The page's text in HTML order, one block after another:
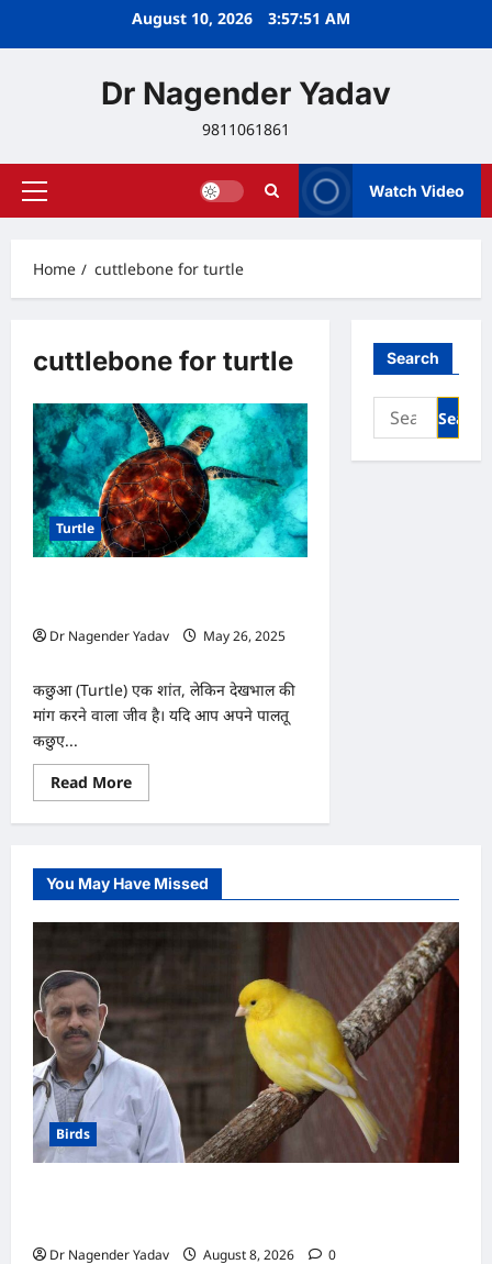
August 10, 2026 3:57:51 AM
Dr Nagender Yadav
9811061861
Primary
Watch Video
Home cuttlebone for turtle
cuttlebone for turtle
Turtle
Dr Nagender Yadav
May 26, 2025
कछुआ (Turtle) एक शांत, लेकिन देखभाल की
मांग करने वाला जीव है। यदि आप अपने पालतू
कछुए...
Read MoreRead
more
कछुए
की
कमी?
ये
सुपरफूड्स
कमाल
Search
Search
for:
You May Have Missed
Birds
Dr Nagender Yadav August 8, 2026 0